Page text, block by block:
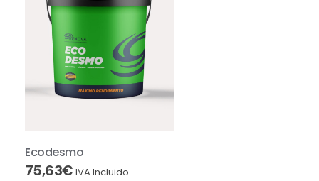
Ecodesmo
75,63€ IVA Incluido